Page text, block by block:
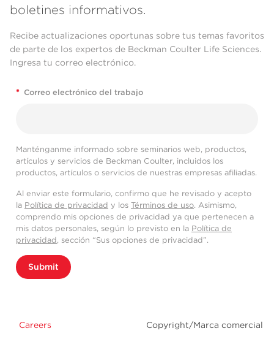
boletines informativos.
Recibe actualizaciones oportunas sobre tus temas favoritos
de parte de los expertos de Beckman Coulter Life Sciences.
Ingresa tu correo electrónico.
* Correo electrónico del trabajo
Manténganme informado sobre seminarios web, productos,
artículos y servicios de Beckman Coulter, incluidos los
productos, artículos o servicios de nuestras empresas afiliadas.
Al enviar este formulario, confirmo que he revisado y acepto
la Política de privacidad y los Términos de uso. Asimismo,
comprendo mis opciones de privacidad ya que pertenecen a
mis datos personales, según lo previsto en la Política de
privacidad, sección “Sus opciones de privacidad”.
Submit
Careers Copyright/Marca comercial